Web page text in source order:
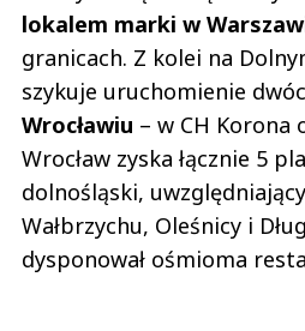
lokalem marki w
granicach. Z kolei na
szykuje uruchomienie
Wrocławiu – w CH Korona
Wrocław zyska łącznie 5
dolnośląski,
Wałbrzychu, Oleśnicy i
dysponował ośmioma